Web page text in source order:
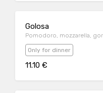
Golosa
Pomodoro, mozzarella,
Only for dinner
11.10 €